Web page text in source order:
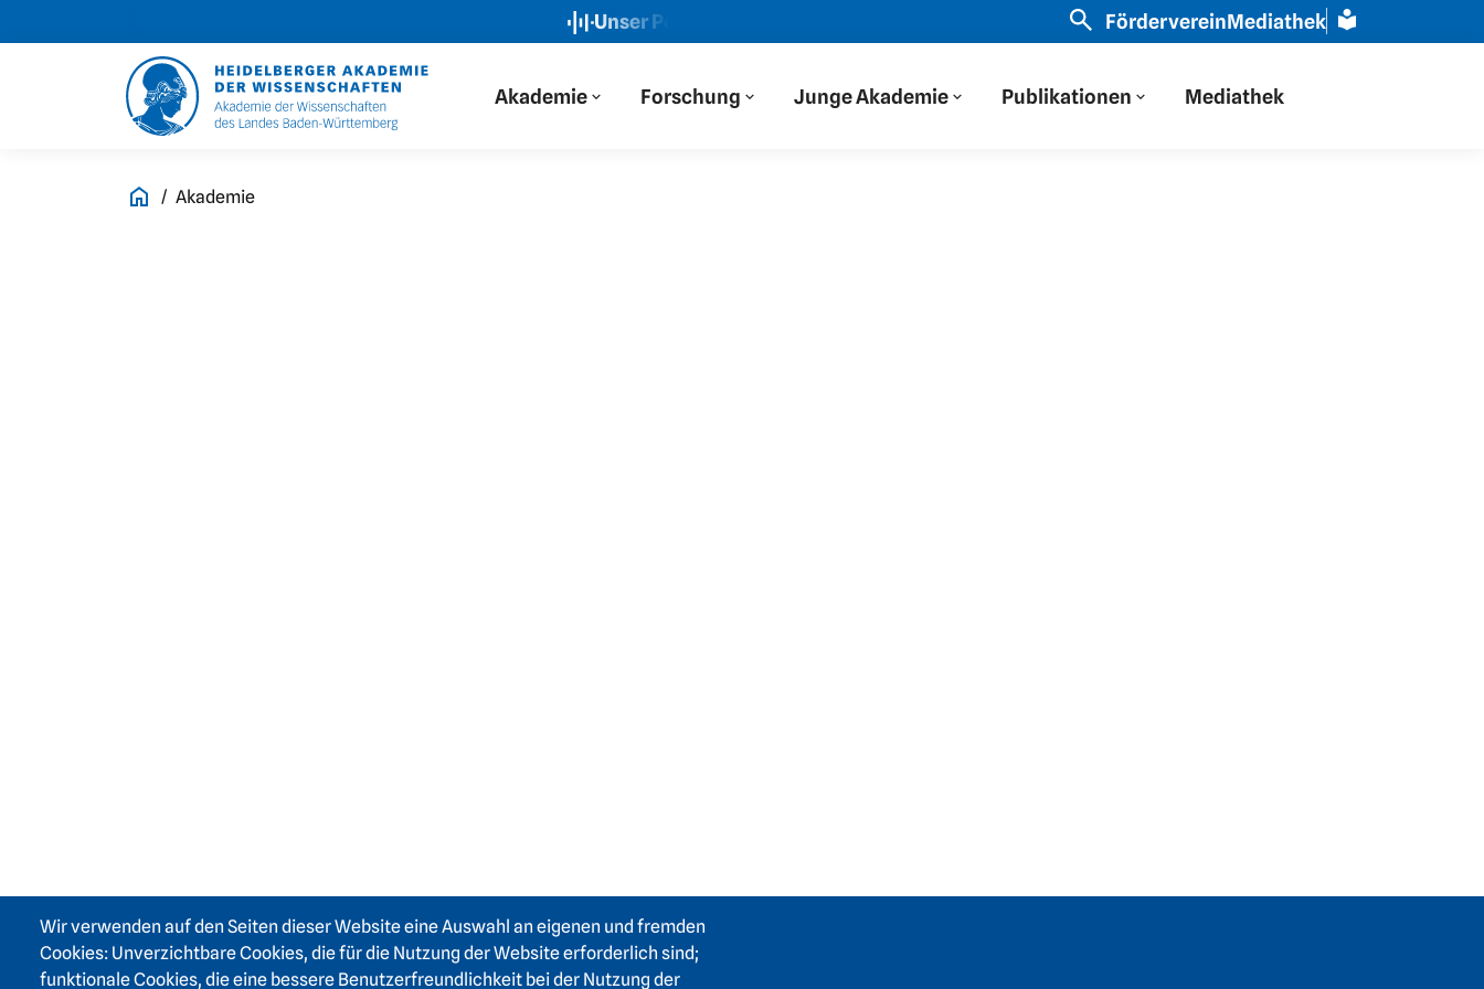
Wir verwenden auf den Seiten dieser Website eine Auswahl an eigenen und fremden
Cookies: Unverzichtbare Cookies, die für die Nutzung der Website erforderlich sind;
funktionale Cookies, die eine bessere Benutzerfreundlichkeit bei der Nutzung der
Unser Podcast: Der Blaue Salon Neue Folge: „Wir haben auf Osteuropa durch eine russische Brille
FördervereinMediathek
Akademie Forschung Junge Akademie Publikationen Mediathek
Akademie